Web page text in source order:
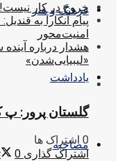
فرهنگ و هنر
یادداشت
مصاحبه
خروج در کار نیست!
پیام آنکارا به
امنیت‌محور
هشدار درباره
«لیبیایی‌شدن»
گلستان پرور:
0 اشتراک ها
اشتراک گذاری 0